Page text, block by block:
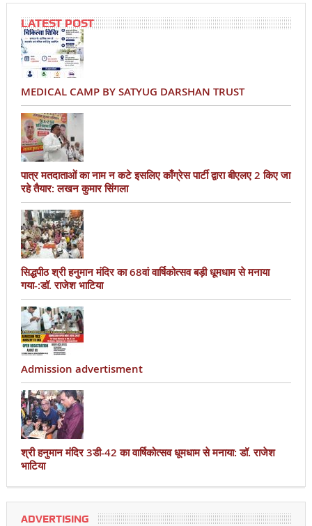
LATEST POST
MEDICAL CAMP BY SATYUG DARSHAN TRUST
पात्र मतदाताओं का नाम न कटे इसलिए काँग्रेस पार्टी द्वारा बीएलए 2 किए जा
रहे तैयार: लखन कुमार सिंगला
सिद्धपीठ श्री हनुमान मंदिर का 68वां वार्षिकोत्सव बड़ी धूमधाम से मनाया
गया-:डॉ. राजेश भाटिया
Admission advertisment
श्री हनुमान मंदिर 3डी-42 का वार्षिकोत्सव धूमधाम से मनाया: डॉ. राजेश
भाटिया
ADVERTISING